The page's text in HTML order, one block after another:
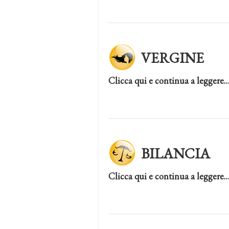
VERGINE
Clicca qui e continua a leggere…
BILANCIA
Clicca qui e continua a leggere…